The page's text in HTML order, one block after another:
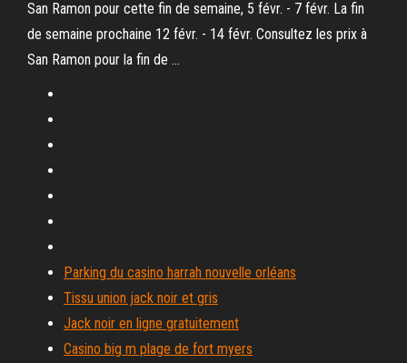
San Ramon pour cette fin de semaine, 5 févr. - 7 févr. La fin
de semaine prochaine 12 févr. - 14 févr. Consultez les prix à
San Ramon pour la fin de …
Parking du casino harrah nouvelle orléans
Tissu union jack noir et gris
Jack noir en ligne gratuitement
Casino big m plage de fort myers